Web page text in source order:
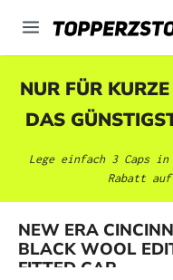
springen
NUR FÜR
DAS
Lege einfach 3 Caps in
Rabatt
NEW ERA
BLACK WOOL
FITTED CAP
Bildergalerie überspringen